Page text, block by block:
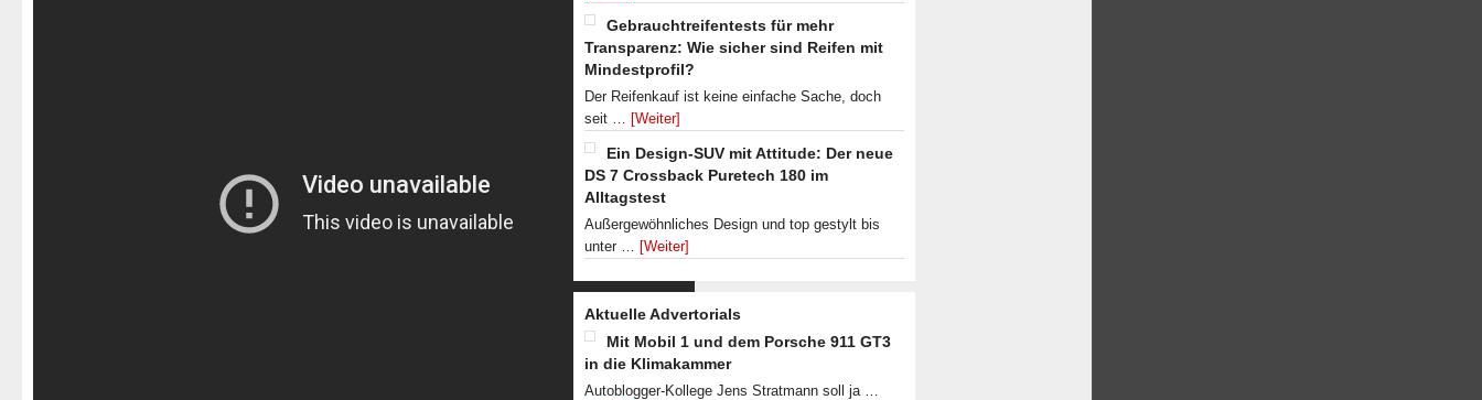
Gebrauchtreifentests für mehr
Transparenz: Wie sicher sind Reifen mit
Mindestprofil?
Der Reifenkauf ist keine einfache Sache, doch
seit … [Weiter]
Ein Design-SUV mit Attitude: Der neue
DS 7 Crossback Puretech 180 im
Alltagstest
Außergewöhnliches Design und top gestylt bis
unter … [Weiter]
Aktuelle Advertorials
Mit Mobil 1 und dem Porsche 911 GT3
in die Klimakammer
Autoblogger-Kollege Jens Stratmann soll ja …